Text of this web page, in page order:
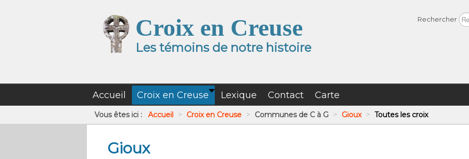
Croix en Creuse
Les témoins de notre histoire
Rechercher
Accueil Croix en Creuse Lexique Contact Carte
Vous êtes ici : Accueil > Croix en Creuse > Communes de C à G > Gioux > Toutes les croix
Gioux